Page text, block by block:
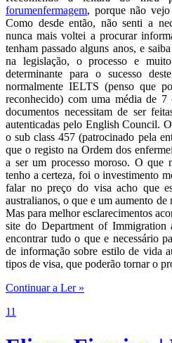
forumenfermagem, porque não
Como desde então, não senti a
nunca mais voltei a procurar
tenham passado alguns anos, e
na legislação, o processo e
determinante para o sucesso
normalmente IELTS (penso que
reconhecido) com uma média de
documentos necessitam de ser
autenticadas pelo English Council.
o sub class 457 (patrocinado pela
que o registo na Ordem dos
a ser um processo moroso. O que
tenho a certeza, foi o investimento
falar no preço do visa acho que
australianos, o que e um aumento
Mas para melhor esclarecimentos
site do Department of Immigration
encontrar tudo o que e necessário
de informação sobre estilo de vida
tipos de visa, que poderão tornar o
Continuar a Ler »
11